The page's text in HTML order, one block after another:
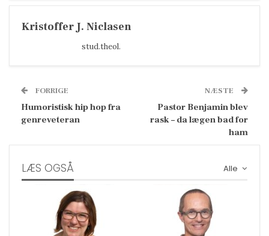
Kristoffer J. Niclasen
stud.theol.
FORRIGE
Humoristisk hip hop fra
genreveteran
NÆSTE
Pastor Benjamin blev
rask – da lægen bad for
ham
Alle
LÆS OGSÅ